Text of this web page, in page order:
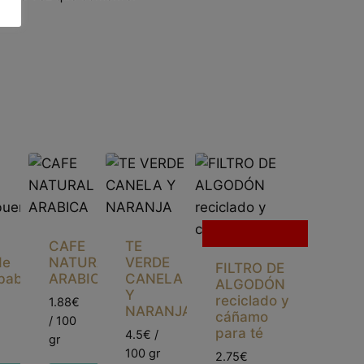
CAFE
NATURAL
ARABICA
1.88€
/ 100
gr
TE
VERDE
CANELA
Y
NARANJA
4.5€ /
100 gr
FILTRO DE
ALGODÓN
reciclado y
cáñamo
para té
2.75€